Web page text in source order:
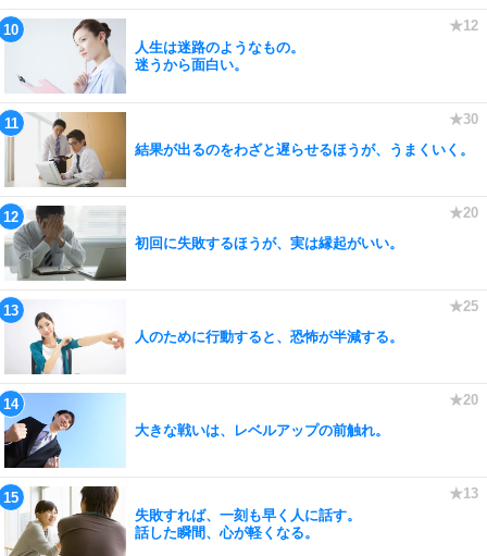
人生は迷路のようなもの。
迷うから面白い。
結果が出るのをわざと遅らせるほうが、うまくいく。
初回に失敗するほうが、実は縁起がいい。
人のために行動すると、恐怖が半減する。
大きな戦いは、レベルアップの前触れ。
失敗すれば、一刻も早く人に話す。
話した瞬間、心が軽くなる。